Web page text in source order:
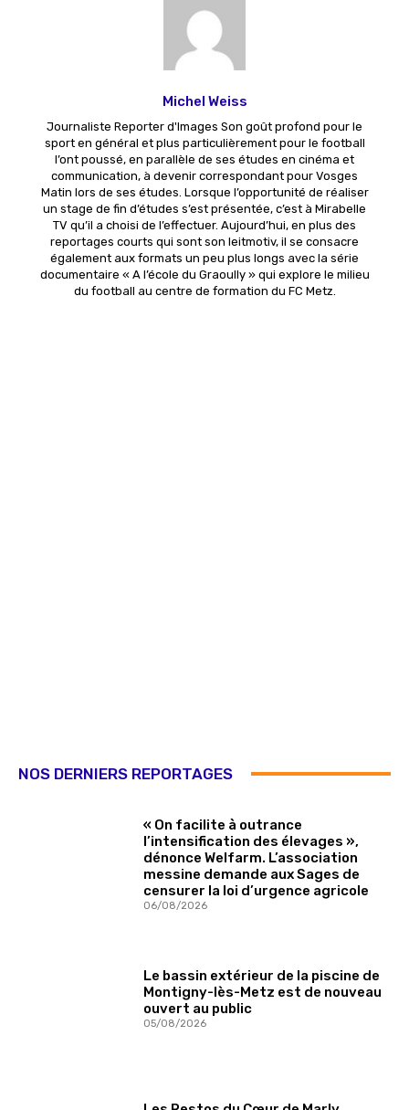
Michel Weiss
Journaliste Reporter d'Images Son goût profond pour le
sport en général et plus particulièrement pour le football
l’ont poussé, en parallèle de ses études en cinéma et
communication, à devenir correspondant pour Vosges
Matin lors de ses études. Lorsque l’opportunité de réaliser
un stage de fin d’études s’est présentée, c’est à Mirabelle
TV qu’il a choisi de l’effectuer. Aujourd’hui, en plus des
reportages courts qui sont son leitmotiv, il se consacre
également aux formats un peu plus longs avec la série
documentaire « A l’école du Graoully » qui explore le milieu
du football au centre de formation du FC Metz.
NOS DERNIERS REPORTAGES
« On facilite à outrance
l’intensification des élevages »,
dénonce Welfarm. L’association
messine demande aux Sages de
censurer la loi d’urgence agricole
06/08/2026
Le bassin extérieur de la piscine de
Montigny-lès-Metz est de nouveau
ouvert au public
05/08/2026